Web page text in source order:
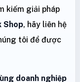
kiếm giải pháp
Shop, hãy liên hệ
tôi để được
doanh nghiệp